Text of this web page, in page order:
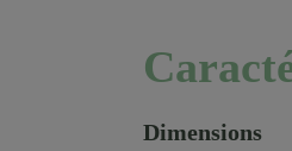
Dimensions